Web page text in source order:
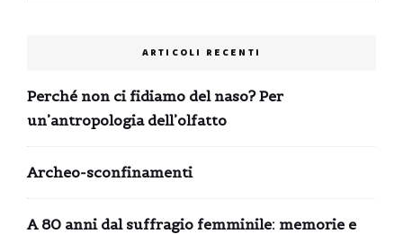
ARTICOLI RECENTI
Perché non ci fidiamo del naso? Per
un’antropologia dell’olfatto
Archeo-sconfinamenti
A 80 anni dal suffragio femminile: memorie e